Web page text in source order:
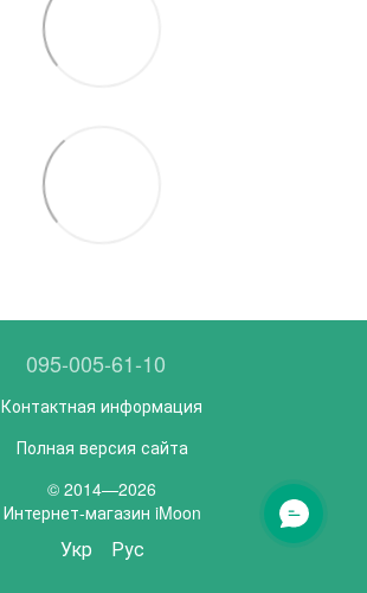
095-005-61-10
Контактная информация
Полная версия сайта
© 2014—2026
Интернет-магазин iMoon
Укр Рус